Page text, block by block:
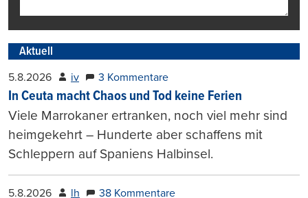
Aktuell
5.8.2026 iv 3 Kommentare
In Ceuta macht Chaos und Tod keine Ferien
Viele Marrokaner ertranken, noch viel mehr sind
heimgekehrt – Hunderte aber schaffens mit
Schleppern auf Spaniens Halbinsel.
5.8.2026 lh 38 Kommentare